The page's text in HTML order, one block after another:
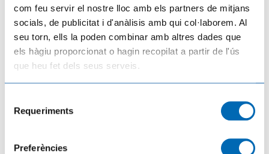
com feu servir el nostre lloc amb els partners de mitjans
socials, de publicitat i d'anàlisis amb qui col·laborem. Al
seu torn, ells la poden combinar amb altres dades que
els hàgiu proporcionat o hagin recopilat a partir de l'ús
que heu fet dels seus serveis.
Requeriments
Preferències
Vertebra Dansa inicia una nova etapa a Tortosa amb la participació de 150
ballarins d'arreu del mónia
20/07/2026